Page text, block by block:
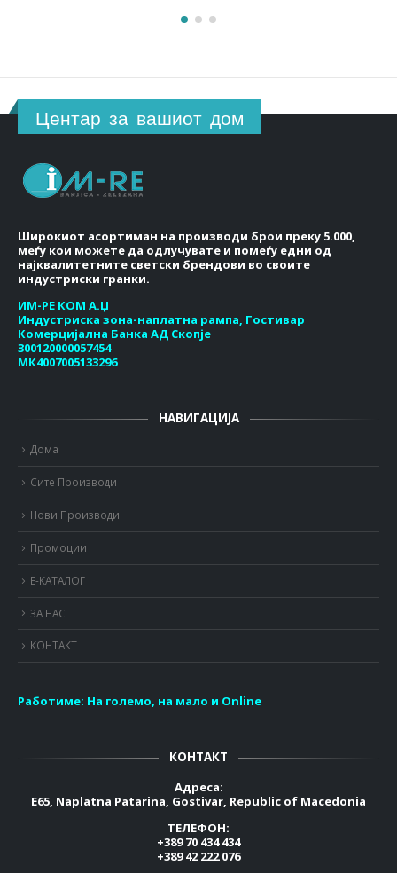
Центар за вашиот дом
Широкиот асортиман на производи брои преку 5.000,
меѓу кои можете да одлучувате и помеѓу едни од
најквалитетните светски брендови во своите
индустриски гранки.
ИМ-РЕ КОМ А.Џ
Индустриска зона-наплатна рампа, Гостивар
Комерцијална Банка АД Скопје
300120000057454
МК4007005133296
НАВИГАЦИЈА
Дома
Сите Производи
Нови Производи
Промоции
Е-КАТАЛОГ
ЗА НАС
КОНТАКТ
Работиме: На големо, на мало и Online
КОНТАКТ
Адреса:
E65, Naplatna Patarina, Gostivar, Republic of Macedonia
ТЕЛЕФОН:
+389 70 434 434
+389 42 222 076